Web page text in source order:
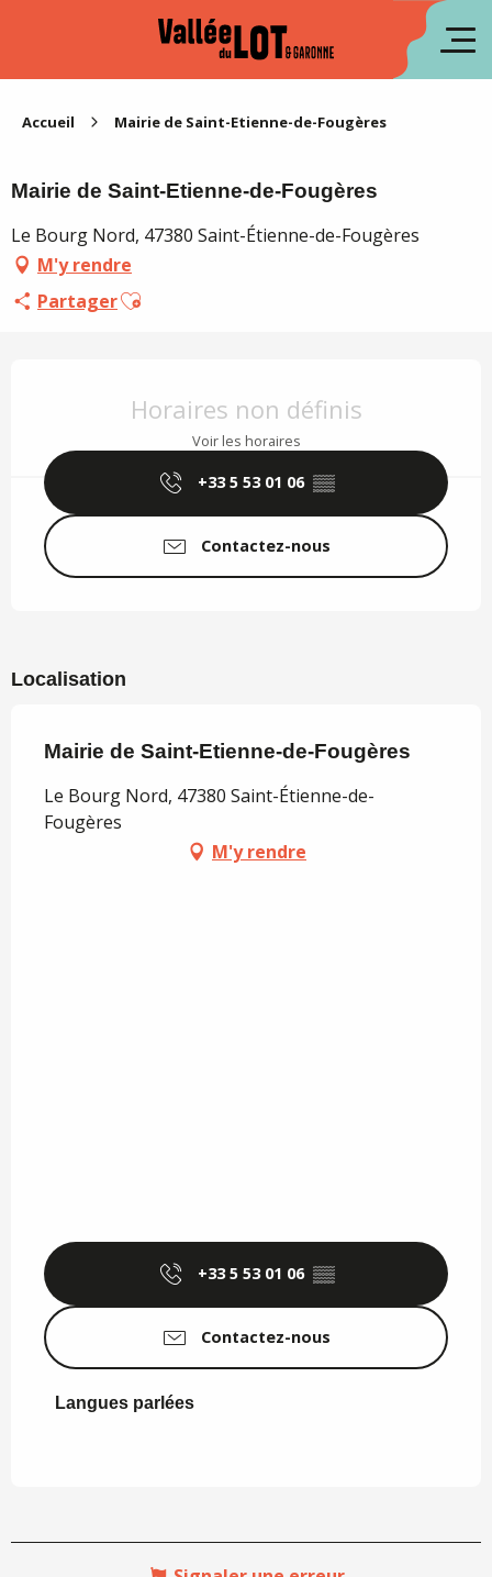
Accueil Mairie de Saint-Etienne-de-Fougères
Mairie de Saint-Etienne-de-Fougères
Le Bourg Nord, 47380 Saint-Étienne-de-Fougères
M'y rendre
PartagerAjouter aux favoris
Horaires non définis
Voir les horaires
+33 5 53 01 06 ▒▒
Contactez-nous
Localisation
Mairie de Saint-Etienne-de-Fougères
Le Bourg Nord, 47380 Saint-Étienne-de-
Fougères
M'y rendre
+33 5 53 01 06 ▒▒
Contactez-nous
Langues parlées
Langues parlées